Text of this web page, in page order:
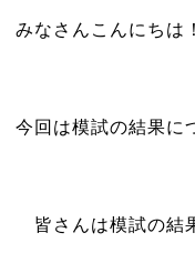
みなさんこんにちは
今回は模試の結果に
皆さんは模試の結